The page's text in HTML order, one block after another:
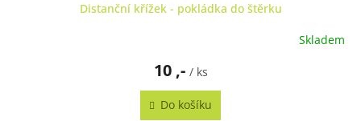
Distanční křížek - pokládka do štěrku
Skladem
10 ,- / ks
Do košíku